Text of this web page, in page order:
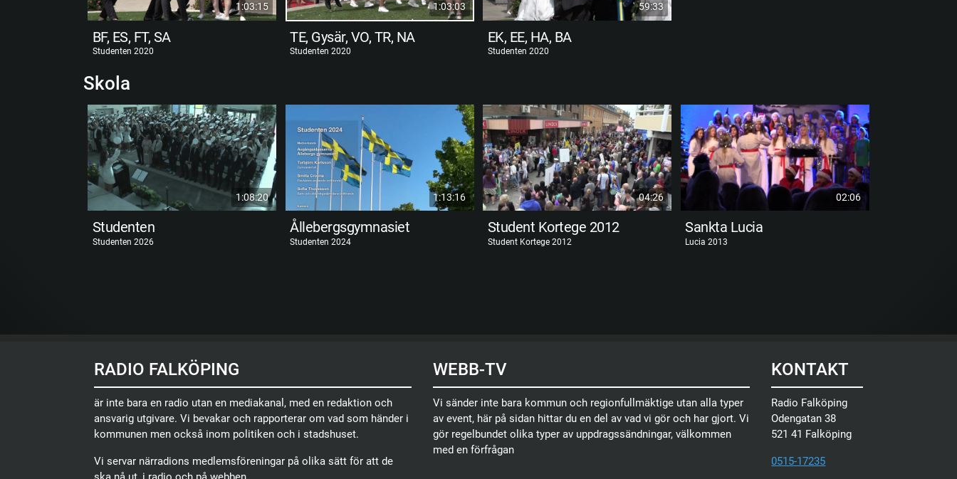
1:03:15
BF, ES, FT, SA
Studenten 2020
1:03:03
TE, Gysär, VO, TR, NA
Studenten 2020
59:33
EK, EE, HA, BA
Studenten 2020
Skola
1:08:20
Studenten
Studenten 2026
1:13:16
Ållebergsgymnasiet
Studenten 2024
04:26
Student Kortege 2012
Student Kortege 2012
02:06
Sankta Lucia
Lucia 2013
RADIO FALKÖPING
är inte bara en radio utan en mediakanal, med en redaktion och
ansvarig utgivare. Vi bevakar och rapporterar om vad som händer i
kommunen men också inom politiken och i stadshuset.
Vi servar närradions medlemsföreningar på olika sätt för att de
WEBB-TV
Vi sänder inte bara kommun och regionfullmäktige utan alla typer
av event, här på sidan hittar du en del av vad vi gör och har gjort. Vi
gör regelbundet olika typer av uppdragssändningar, välkommen
med en förfrågan
KONTAKT
Radio Falköping
Odengatan 38
521 41 Falköping
0515-17235